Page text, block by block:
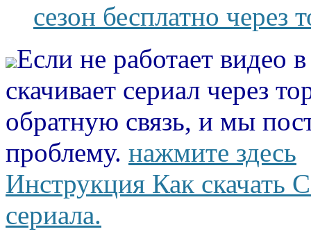
сезон бесплатно через
Если не работает видео
скачивает сериал через
обратную связь, и мы
проблему. нажмите здесь
Инструкция Как скачать
сериала.